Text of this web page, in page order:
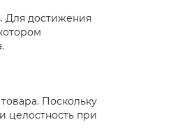
Для достижения
Поскольку
целостность при